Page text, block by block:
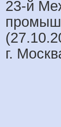
23-й
г.